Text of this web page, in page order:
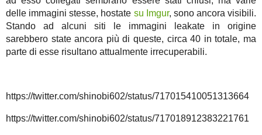
delle immagini stesse, hostate su Imgur, sono ancora visibili.
Stando ad alcuni siti le immagini leakate in origine
sarebbero state ancora più di queste, circa 40 in totale, ma
parte di esse risultano attualmente irrecuperabili.
https://twitter.com/shinobi602/status/717015410051313664
https://twitter.com/shinobi602/status/717018912383221761